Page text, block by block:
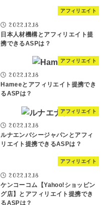
アフィリエイト
2022.12.18
日本人材機構とアフィリエイト提
携できるASPは？
アフィリエイト
2022.12.18
Hameeとアフィリエイト提携でき
るASPは？
アフィリエイト
2022.12.18
ルナエンバシージャパンとアフィ
リエイト提携できるASPは？
アフィリエイト
2022.12.18
ケンコーコム【Yahoo!ショッピン
グ店】とアフィリエイト提携でき
るASPは？